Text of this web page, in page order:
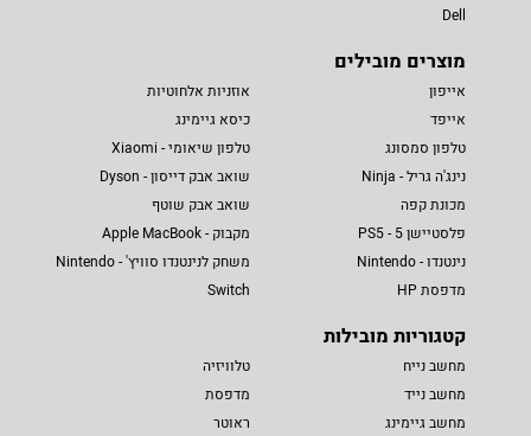
Dell
מוצרים מובילים
אייפון
אייפד
טלפון סמסונג
נינג'ה גריל - Ninja
מכונת קפה
פלסטיישן 5 - PS5
נינטנדו - Nintendo
מדפסת HP
אוזניות אלחוטיות
כיסא גיימינג
טלפון שיאומי - Xiaomi
שואב אבק דייסון - Dyson
שואב אבק שוטף
מקבוק - Apple MacBook
משחק לנינטנדו סוויץ' - Nintendo
Switch
קטגוריות מובילות
מחשב נייח
מחשב נייד
מחשב גיימינג
טלוויזיה
מדפסת
ראוטר